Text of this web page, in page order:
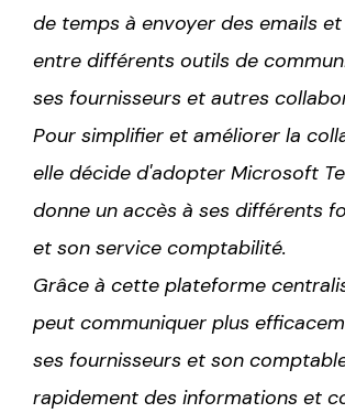
de temps à envoyer des emails
entre différents outils de
ses fournisseurs et autres
Pour simplifier et améliorer la
elle décide d'adopter Microsoft
donne un accès à ses différents
et son service comptabilité.
Grâce à cette plateforme
peut communiquer plus
ses fournisseurs et son
rapidement des informations et